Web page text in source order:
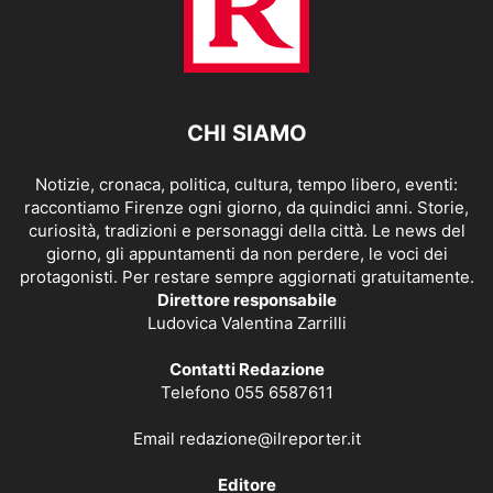
CHI SIAMO
Notizie, cronaca, politica, cultura, tempo libero, eventi:
raccontiamo Firenze ogni giorno, da quindici anni. Storie,
curiosità, tradizioni e personaggi della città. Le news del
giorno, gli appuntamenti da non perdere, le voci dei
protagonisti. Per restare sempre aggiornati gratuitamente.
Direttore responsabile
Ludovica Valentina Zarrilli
Contatti Redazione
Telefono 055 6587611
Email redazione@ilreporter.it
Editore